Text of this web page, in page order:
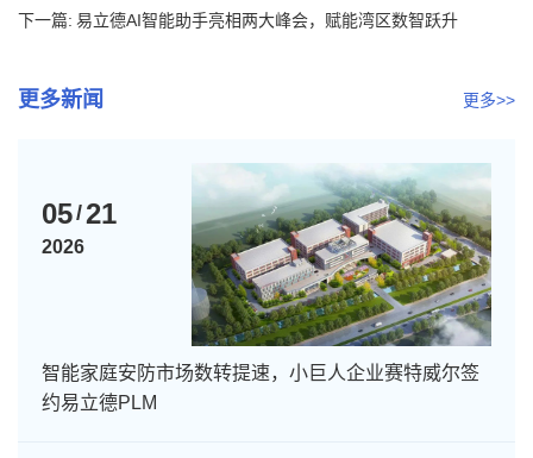
下一篇: 易立德AI智能助手亮相两大峰会，赋能湾区数智跃升
更多新闻 更多>>
05/21
2026
智能家庭安防市场数转提速，小巨人企业赛特威尔签
约易立德PLM